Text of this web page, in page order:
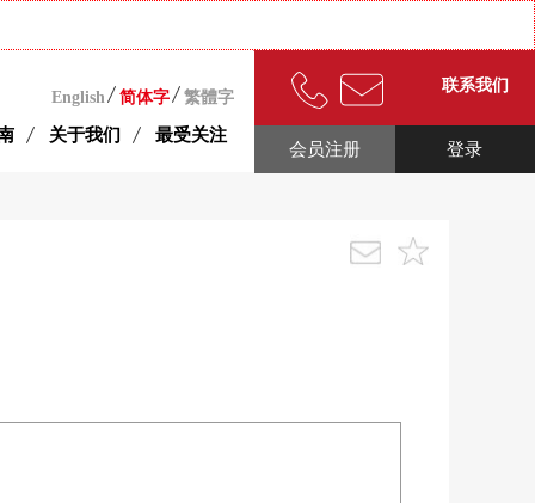
English 简体字 繁體字
关于我们 最受关注
联系我们
登录
会员注册